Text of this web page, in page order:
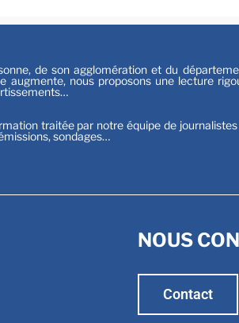
de son agglomération et du
augmente, nous proposons une lecture
traitée par notre équipe de
sondages…
NOUS
Contact